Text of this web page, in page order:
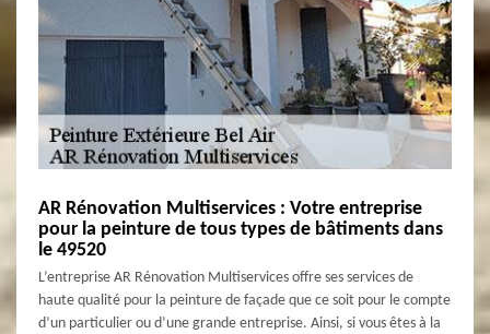
AR Rénovation Multiservices : Votre entreprise
pour la peinture de tous types de bâtiments dans
le 49520
L’entreprise AR Rénovation Multiservices offre ses services de
haute qualité pour la peinture de façade que ce soit pour le compte
d’un particulier ou d’une grande entreprise. Ainsi, si vous êtes à la